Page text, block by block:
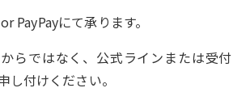
PayPayにて承ります。
らではなく、公式ラインまたは受付
し付けください。